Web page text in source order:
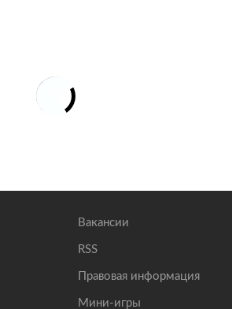
Вакансии
RSS
Правовая информация
Мини-игры